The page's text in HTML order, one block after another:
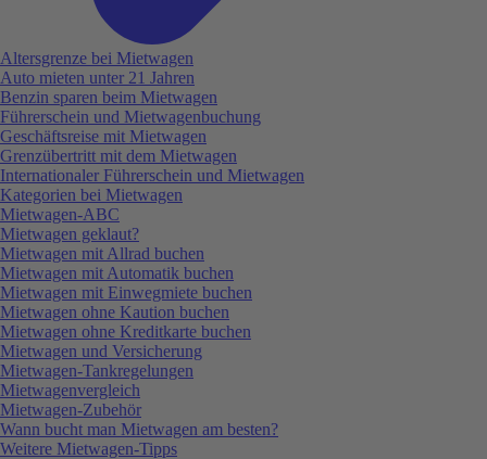
Altersgrenze bei Mietwagen
Auto mieten unter 21 Jahren
Benzin sparen beim Mietwagen
Führerschein und Mietwagenbuchung
Geschäftsreise mit Mietwagen
Grenzübertritt mit dem Mietwagen
Internationaler Führerschein und Mietwagen
Kategorien bei Mietwagen
Mietwagen-ABC
Mietwagen geklaut?
Mietwagen mit Allrad buchen
Mietwagen mit Automatik buchen
Mietwagen mit Einwegmiete buchen
Mietwagen ohne Kaution buchen
Mietwagen ohne Kreditkarte buchen
Mietwagen und Versicherung
Mietwagen-Tankregelungen
Mietwagenvergleich
Mietwagen-Zubehör
Wann bucht man Mietwagen am besten?
Weitere Mietwagen-Tipps